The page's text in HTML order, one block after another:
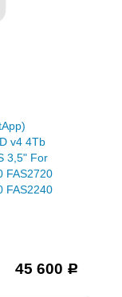
v4 4Tb
3,5" For
FAS2720
FAS2240
45 600 Р